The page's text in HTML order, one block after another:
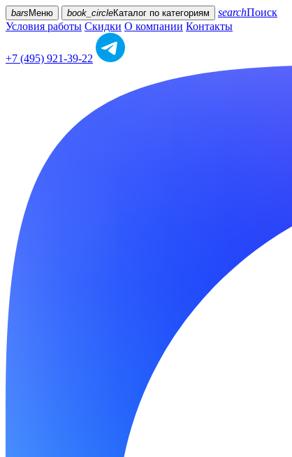
bars Меню book_circleКаталог по категориям searchПоиск
Условия работы Скидки О компании Контакты
+7 (495) 921-39-22